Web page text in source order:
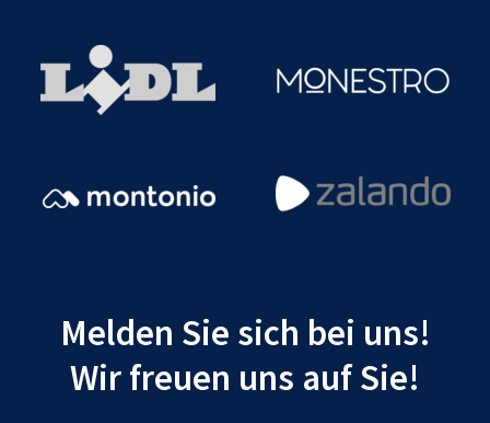
Melden Sie sich bei uns!
Wir freuen uns auf Sie!